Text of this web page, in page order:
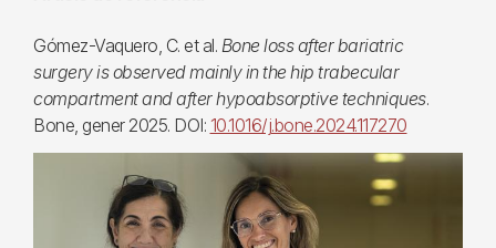
Gómez-Vaquero, C. et al. Bone loss after bariatric
surgery is observed mainly in the hip trabecular
compartment and after hypoabsorptive techniques.
Bone, gener 2025. DOI: 10.1016/j.bone.2024.117270